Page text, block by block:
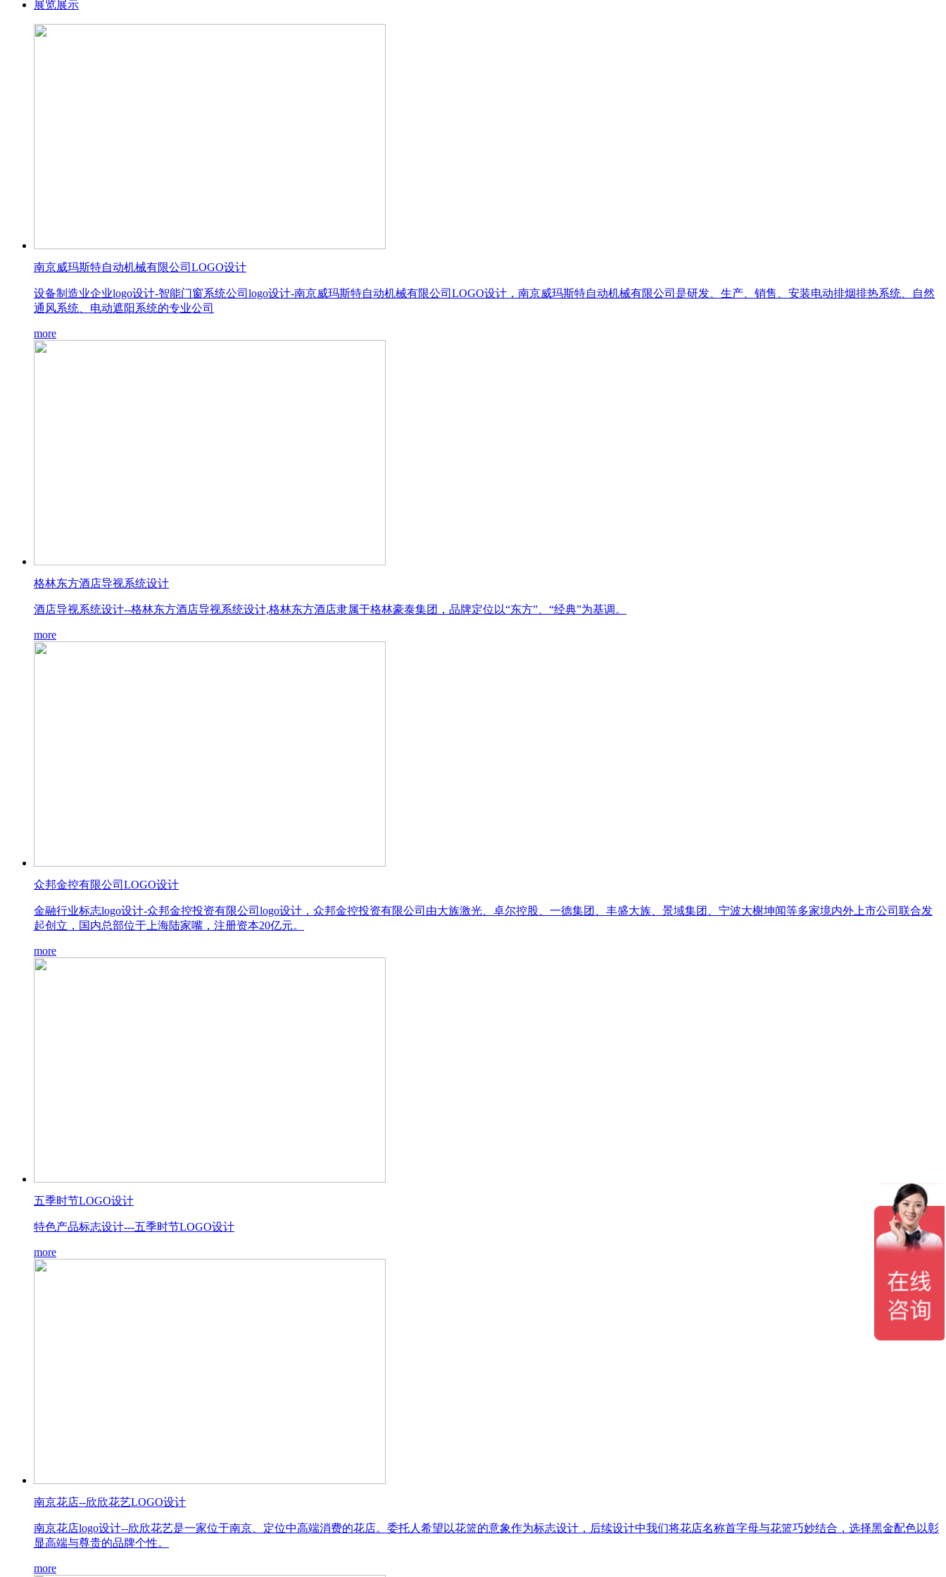
展览展示
南京威玛斯特自动机械有限公司LOGO设计
设备制造业企业logo设计-智能门窗系统公司logo设计-南京威玛斯特自动机械有限公司LOGO设计，南京威玛斯特自动机械有限公司是研发、生产、销售、安装电动排烟排热系统、自然
通风系统、电动遮阳系统的专业公司
more
格林东方酒店导视系统设计
酒店导视系统设计--格林东方酒店导视系统设计,格林东方酒店隶属于格林豪泰集团，品牌定位以“东方”、“经典”为基调。
more
众邦金控有限公司LOGO设计
金融行业标志logo设计-众邦金控投资有限公司logo设计，众邦金控投资有限公司由大族激光、卓尔控股、一德集团、丰盛大族、景域集团、宁波大榭坤闻等多家境内外上市公司联合发
起创立，国内总部位于上海陆家嘴，注册资本20亿元。
more
五季时节LOGO设计
特色产品标志设计---五季时节LOGO设计
more
南京花店--欣欣花艺LOGO设计
南京花店logo设计--欣欣花艺是一家位于南京、定位中高端消费的花店。委托人希望以花篮的意象作为标志设计，后续设计中我们将花店名称首字母与花篮巧妙结合，选择黑金配色以彰
显高端与尊贵的品牌个性。
more